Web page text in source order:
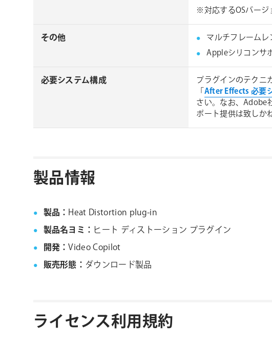
※対応するOSバージ
その他
マルチフレーム
Appleシリコンサ
必要システム構成 プラグインのテクニ
「 After Effects 必要
さい。なお、Adobe
ポート提供は致しか
製品情報
製品： Heat Distortion plug-in
製品名ヨミ： ヒート ディストーション プラグイン
開発：Video Copilot
販売形態： ダウンロード製品
ライセンス利用規約